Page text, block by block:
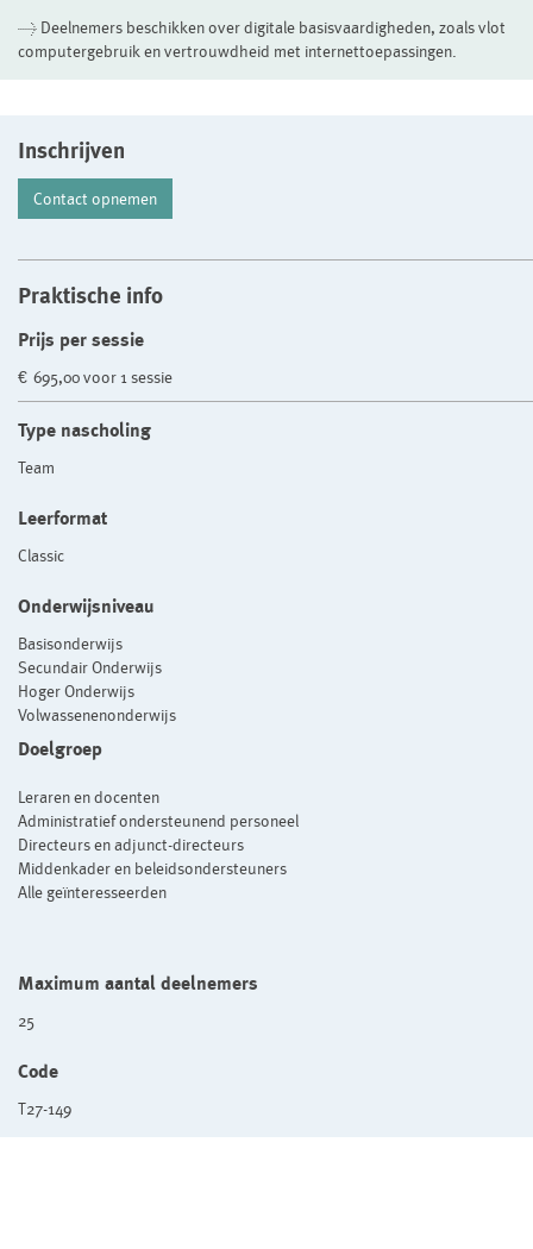
> Deelnemers beschikken over digitale basisvaardigheden, zoals vlot
computergebruik en vertrouwdheid met internettoepassingen.
Inschrijven
Contact opnemen
Praktische info
Prijs per sessie
€ 695,00 voor 1 sessie
Type nascholing
Team
Leerformat
Classic
Onderwijsniveau
Basisonderwijs
Secundair Onderwijs
Hoger Onderwijs
Volwassenenonderwijs
Doelgroep
Leraren en docenten
Administratief ondersteunend personeel
Directeurs en adjunct-directeurs
Middenkader en beleidsondersteuners
Alle geïnteresseerden
Maximum aantal deelnemers
25
Code
T27-149